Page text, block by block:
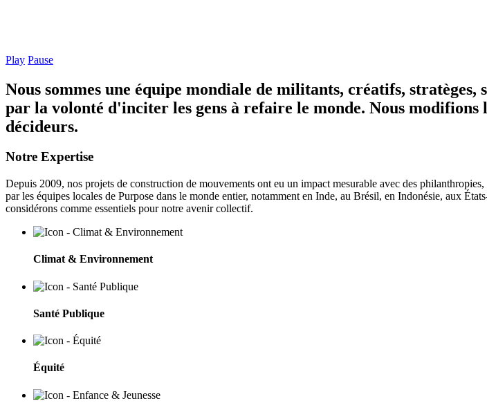
Play Pause
Nous sommes une équipe mondiale de militants, créatifs,
par la volonté d'inciter les gens à refaire le monde. Nous modifions
décideurs.
Notre Expertise
Depuis 2009, nos projets de construction de mouvements ont eu un impact mesurable avec des
par les équipes locales de Purpose dans le monde entier, notamment en Inde, au Brésil, en Indonésie, aux
considérons comme essentiels pour notre avenir collectif.
Climat & Environnement
Santé Publique
Équité